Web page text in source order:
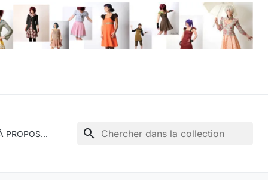
PROPOS... search